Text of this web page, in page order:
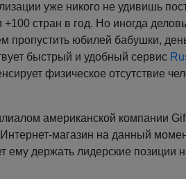
уже никого не удивишь
стран в год. Но иногда
пропустить юбилей бабушки,
быстрый и удобный сервис
физическое отсутствие
американской компании
магазин на данный
ему держать лидерские позиции